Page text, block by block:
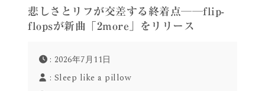
悲しさとリフが交差する終着点──flip-
flopsが新曲「2more」をリリース
: 2026年7月11日
: Sleep like a pillow